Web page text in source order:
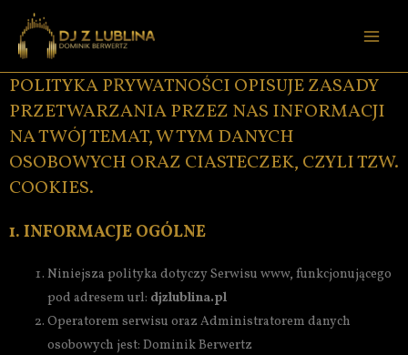
POLITYKA PRYWATNOŚCI OPISUJE ZASADY
PRZETWARZANIA PRZEZ NAS INFORMACJI
NA TWÓJ TEMAT, W TYM DANYCH
OSOBOWYCH ORAZ CIASTECZEK, CZYLI TZW.
COOKIES.
1. INFORMACJE OGÓLNE
Niniejsza polityka dotyczy Serwisu www, funkcjonującego
pod adresem url: djzlublina.pl
Operatorem serwisu oraz Administratorem danych
osobowych jest: Dominik Berwertz